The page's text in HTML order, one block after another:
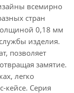
всемирно
стран
0,18 мм
изделия.
позволяет
замятие.
легко
кейсе. Серия